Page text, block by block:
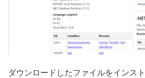
ダウンロードしたファイルをインス